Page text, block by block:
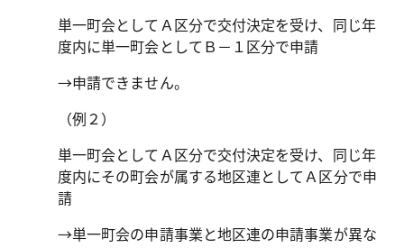
単一町会としてＡ区分で交付決定を受け、同じ年
度内に単一町会としてＢ－１区分で申請
→申請できません。
（例２）
単一町会としてＡ区分で交付決定を受け、同じ年
度内にその町会が属する地区連としてＡ区分で申
請
→単一町会の申請事業と地区連の申請事業が異な